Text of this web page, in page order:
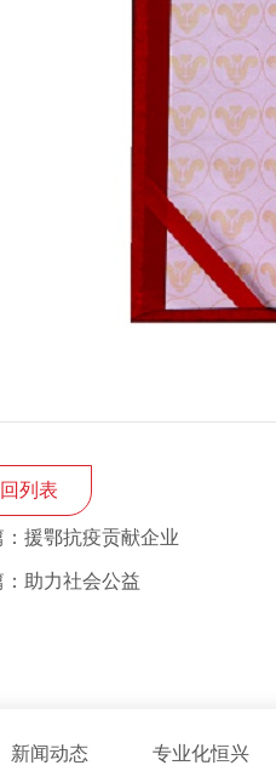
列表
：援鄂抗疫贡献企业
：助力社会公益
新闻动态 专业化恒兴